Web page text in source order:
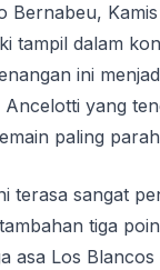
Bеrnаbеu, Kаmіѕ
tampil dalam
ini
yang
paling
terasa sangat
tiga
asa Los Blancos